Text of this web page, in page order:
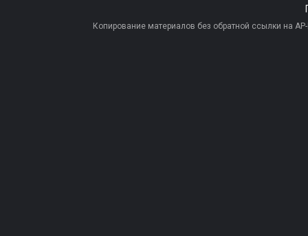
Копирование материалов без обратной ссылки на